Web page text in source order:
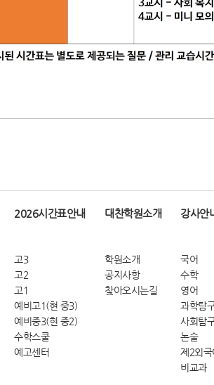
2026시간표안내
고3
고2
고1
예비고1(현 중3)
예비중3(현 중2)
수학스쿨
예고센터
대찬학원소개
학원소개
공지사항
찾아오시는길
강사안
국어
수학
영어
과학탐
사회탐
논술
제2외국
비교과